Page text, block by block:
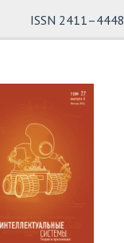
ISSN 2411–4448